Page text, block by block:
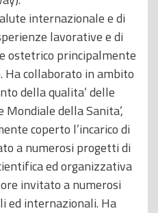
internazionale e di
lavorative e di
ostetrico principalmente
Ha collaborato in ambito
della qualita’ delle
Mondiale della Sanita’,
coperto l’incarico di
a numerosi progetti di
ed organizzativa
invitato a numerosi
ed internazionali. Ha